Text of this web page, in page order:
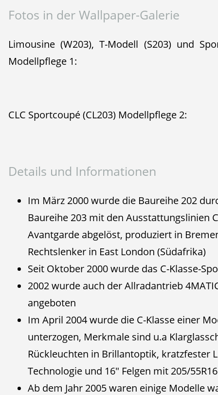
Fotos in der Wallpaper-Galerie
Limousine (W203), T-Modell (S203) und
Modellpflege 1:
CLC Sportcoupé (CL203) Modellpflege 2:
Details und Informationen
Im März 2000 wurde die Baureihe 202
Baureihe 203 mit den Ausstattungslinien
Avantgarde abgelöst, produziert in
Rechtslenker in East London (Südafrika)
Seit Oktober 2000 wurde das C-Klasse-
2002 wurde auch der Allradantrieb
angeboten
Im April 2004 wurde die C-Klasse einer
unterzogen, Merkmale sind u.a
Rückleuchten in Brillantoptik, kratzfester
Technologie und 16" Felgen mit 205/55R16
Ab dem Jahr 2005 waren einige Modelle